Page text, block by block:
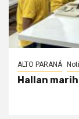
ALTO PARANÁ
Hallan